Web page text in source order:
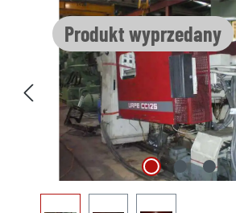
Produkt wyprzedany
Pomiń galerię zdjęć